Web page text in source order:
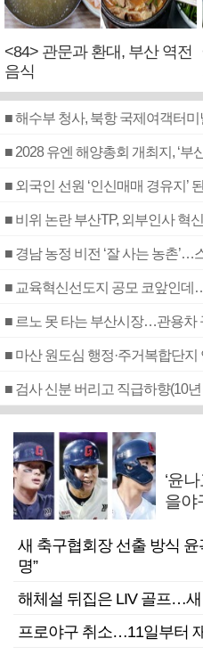
<84> 관문과 환대, 부산 역전
음식
■ 해수부 청사, 북항 국제여객터
■ 2028 유엔 해양총회 개최지, ‘부
■ 외국인 선원 ‘인신매매 경유지’
■ 비위 논란 부산TP, 외부인사 혁
■ 경남 농정 비전 ‘잘 사는 농촌
■ 교육혁신선도지 공모 코앞인데
■ 르노 못 타는 부산시장…관용차
■ 마산 원도심 행정·주거복합단지
‘윤
을야
새 축구협회장 선출 방식
명”
해체설 뒤집은 LIV 골프…새
프로야구 취소…11일부터